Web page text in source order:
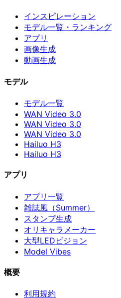
インスピレーション
モデル一覧・ランキング
アプリ
画像生成
動画生成
モデル
モデル一覧
WAN Video 3.0
WAN Video 3.0
WAN Video 3.0
Hailuo H3
Hailuo H3
アプリ
アプリ一覧
雑誌風（Summer）
スタンプ生成
オリキャラメーカー
大型LEDビジョン
Model Vibes
概要
利用規約